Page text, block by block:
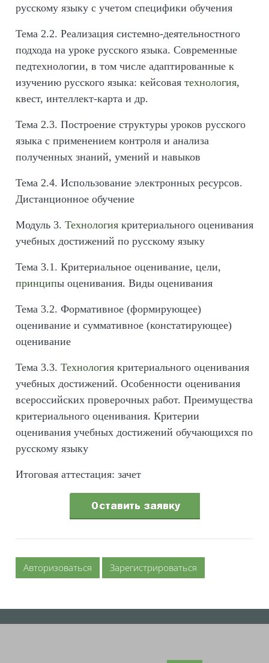
русскому языку с учетом специфики обучения
Тема 2.2. Реализация системно-деятельностного
подхода на уроке русского языка. Современные
педтехнологии, в том числе адаптированные к
изучению русского языка: кейсовая технология,
квест, интеллект-карта и др.
Тема 2.3. Построение структуры уроков русского
языка с применением контроля и анализа
полученных знаний, умений и навыков
Тема 2.4. Использование электронных ресурсов.
Дистанционное обучение
Модуль 3. Технология критериального оценивания
учебных достижений по русскому языку
Тема 3.1. Критериальное оценивание, цели,
принципы оценивания. Виды оценивания
Тема 3.2. Формативное (формирующее)
оценивание и суммативное (констатирующее)
оценивание
Тема 3.3. Технология критериального оценивания
учебных достижений. Особенности оценивания
всероссийских проверочных работ. Преимущества
критериального оценивания. Критерии
оценивания учебных достижений обучающихся по
русскому языку
Итоговая аттестация: зачет
Авторизоваться Зарегистрироваться